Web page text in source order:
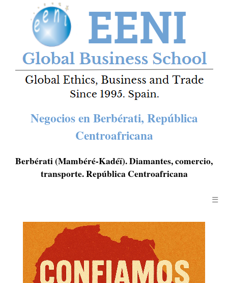
Negocios en Berbérati, República
Centroafricana
Berbérati (Mambéré-Kadéï). Diamantes, comercio,
transporte. República Centroafricana
☰